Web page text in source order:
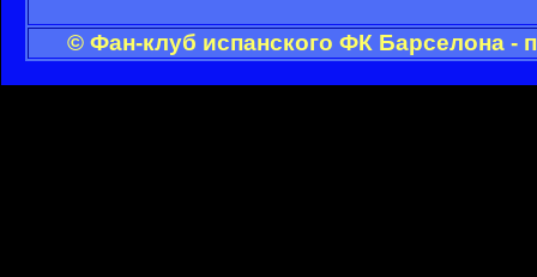
© Фан-клуб испанского ФК Барселона -